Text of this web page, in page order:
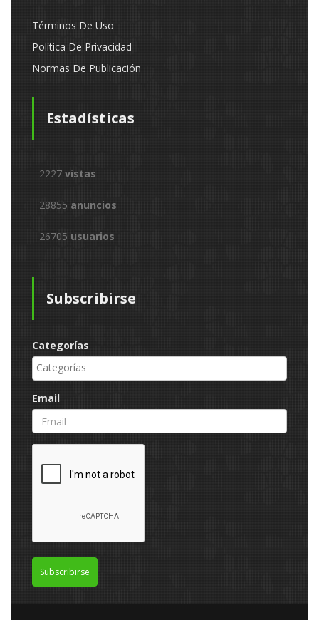
Términos De Uso
Política De Privacidad
Normas De Publicación
Estadísticas
2227 vistas
28855 anuncios
26705 usuarios
Subscribirse
Categorías
Email
Subscribirse